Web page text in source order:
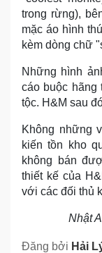
trong rừng),
mặc áo hình
kèm dòng chữ
Những hình
cáo buộc hãng
tộc. H&M sau
Không những
kiến tồn kho
không bán
thiết kế của
với các đối thủ
Nhật
Đăng bởi Hải